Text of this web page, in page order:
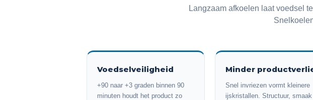
Langzaam afkoelen laat voedsel
Voedselveiligheid
+90 naar +3 graden binnen 90
minuten houdt het product zo
Minder
Snel invriezen vormt kleinere
ijskristallen. Structuur,